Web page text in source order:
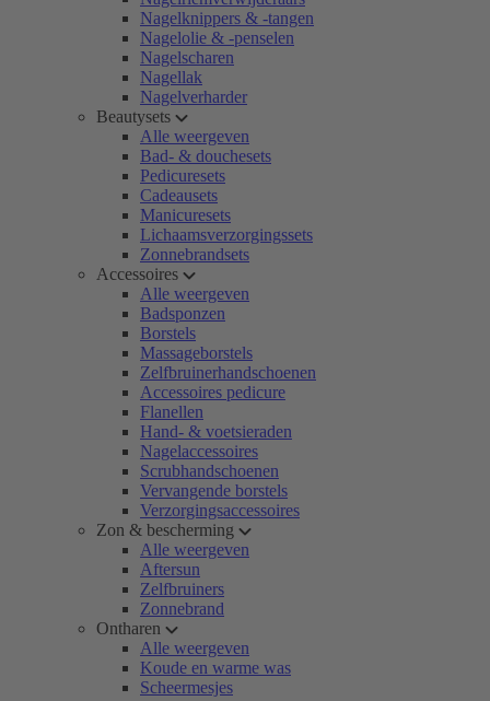
Nagelknippers & -tangen
Nagelolie & -penselen
Nagelscharen
Nagellak
Nagelverharder
Beautysets
Alle weergeven
Bad- & douchesets
Pedicuresets
Cadeausets
Manicuresets
Lichaamsverzorgingssets
Zonnebrandsets
Accessoires
Alle weergeven
Badsponzen
Borstels
Massageborstels
Zelfbruinerhandschoenen
Accessoires pedicure
Flanellen
Hand- & voetsieraden
Nagelaccessoires
Scrubhandschoenen
Vervangende borstels
Verzorgingsaccessoires
Zon & bescherming
Alle weergeven
Aftersun
Zelfbruiners
Zonnebrand
Ontharen
Alle weergeven
Koude en warme was
Scheermesjes